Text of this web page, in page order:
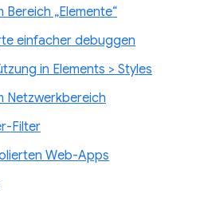
„Elemente“
einfacher debuggen
in Elements > Styles
Netzwerkbereich
Filter
Web-Apps